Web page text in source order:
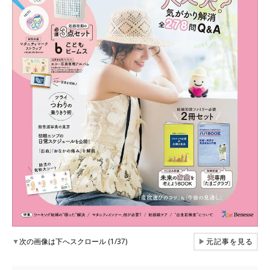
▼次の画像は下へスクロール (1/37) ▶元記事を見る